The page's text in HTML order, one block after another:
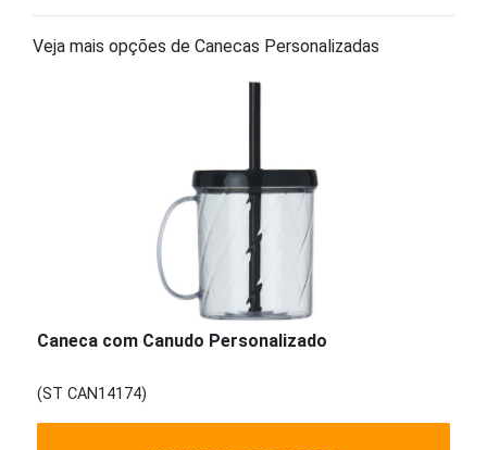
Veja mais opções de Canecas Personalizadas
Caneca com Canudo Personalizado
(ST CAN14174)